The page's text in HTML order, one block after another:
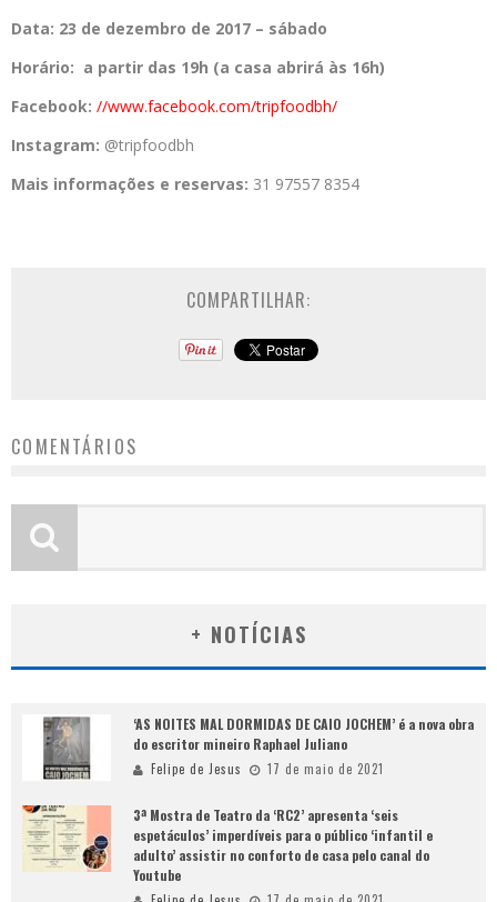
Data: 23 de dezembro de 2017 – sábado
Horário: a partir das 19h (a casa abrirá às 16h)
Facebook: //www.facebook.com/tripfoodbh/
Instagram: @tripfoodbh
Mais informações e reservas: 31 97557 8354
COMPARTILHAR:
COMENTÁRIOS
+ NOTÍCIAS
‘AS NOITES MAL DORMIDAS DE CAIO JOCHEM’ é a nova obra
do escritor mineiro Raphael Juliano
Felipe de Jesus 17 de maio de 2021
3ª Mostra de Teatro da ‘RC2’ apresenta ‘seis
espetáculos’ imperdíveis para o público ‘infantil e
adulto’ assistir no conforto de casa pelo canal do
Youtube